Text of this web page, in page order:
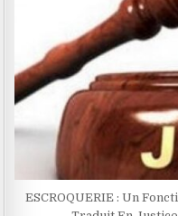
ESCROQUERIE : Un